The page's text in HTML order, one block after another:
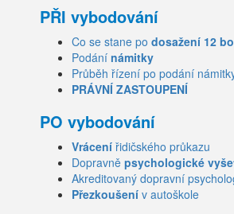
PŘI vybodování
Co se stane po dosažení 12
Podání námitky
Průběh řízení po podání
PRÁVNÍ ZASTOUPENÍ
PO vybodování
Vrácení řidičského průkazu
Dopravně psychologické
Akreditovaný dopravní
Přezkoušení v autoškole